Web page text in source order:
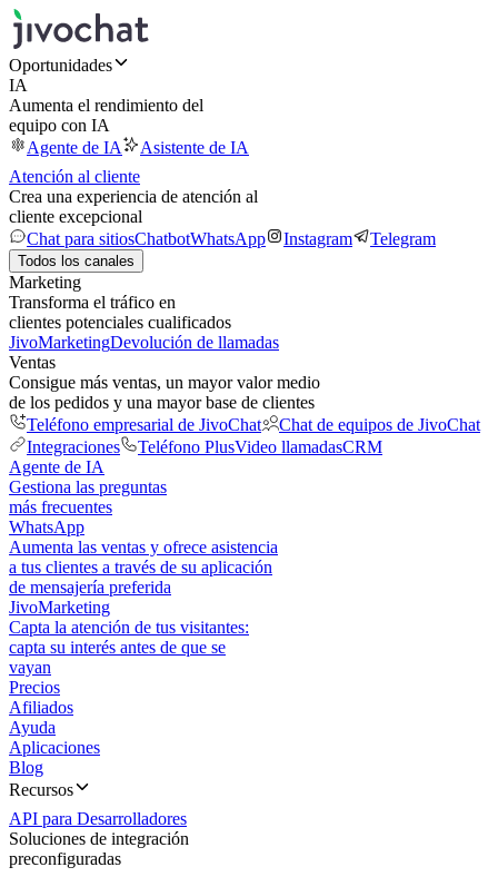
Oportunidades
IA
Aumenta el rendimiento del
equipo con IA
Agente de IA
Asistente de IA
Atención al cliente
Crea una experiencia de atención al
cliente excepcional
Chat para sitiosChatbotWhatsApp Instagram Telegram
Todos los canales
Marketing
Transforma el tráfico en
clientes potenciales cualificados
JivoMarketingDevolución de llamadas
Ventas
Consigue más ventas, un mayor valor medio
de los pedidos y una mayor base de clientes
Teléfono empresarial de JivoChat
Chat de equipos de JivoChat
Integraciones
Teléfono PlusVideo llamadasCRM
Agente de IA
Gestiona las preguntas
más frecuentes
WhatsApp
Aumenta las ventas y ofrece asistencia
a tus clientes a través de su aplicación
de mensajería preferida
JivoMarketing
Capta la atención de tus visitantes:
capta su interés antes de que se
vayan
Precios
Afiliados
Ayuda
Aplicaciones
Blog
Recursos
API para Desarrolladores
Soluciones de integración
preconfiguradas